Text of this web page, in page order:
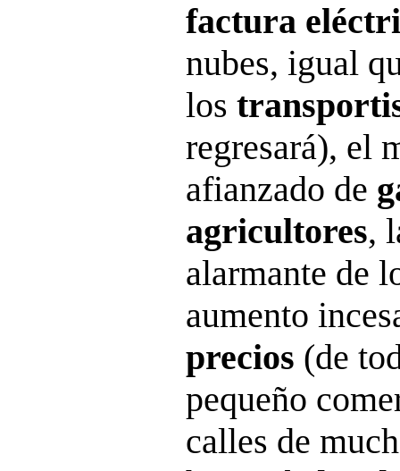
factura
nubes, igual
los
regresará), el
afianzado de
agricultores,
alarmante de
aumento
precios (de
pequeño
calles de